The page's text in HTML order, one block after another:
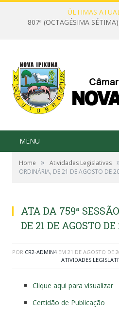
ÚLTIMAS
807ª (OCTAGÉSIMA
MENU
Home » Atividades Legislativas
ORDINÁRIA, DE 21 DE AGOSTO DE
ATA DA 759ª
DE 21 DE AGOSTO
POR CR2-ADMIN4 EM 21 DE AGOSTO DE
ATIVIDADES
Clique aqui para visualizar
Certidão de Publicação